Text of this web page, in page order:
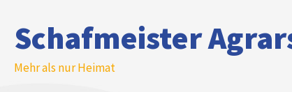
Schafmeister
Mehr als nur Heimat